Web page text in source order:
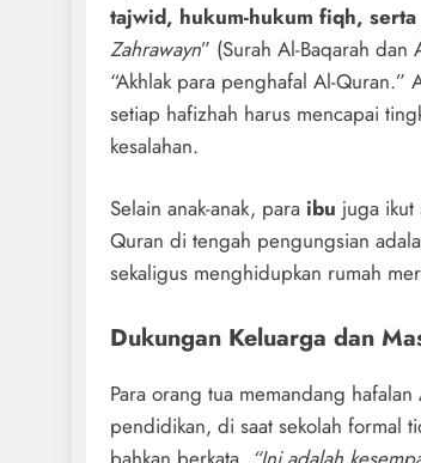
tajwid, hukum-hukum fiqh,
Zahrawayn” (Surah Al-Baqarah
“Akhlak para penghafal Al-Quran.”
setiap hafizhah harus mencapai
kesalahan.
Selain anak-anak, para ibu juga ikut
Quran di tengah pengungsian
sekaligus menghidupkan rumah
Dukungan Keluarga dan
Para orang tua memandang
pendidikan, di saat sekolah formal